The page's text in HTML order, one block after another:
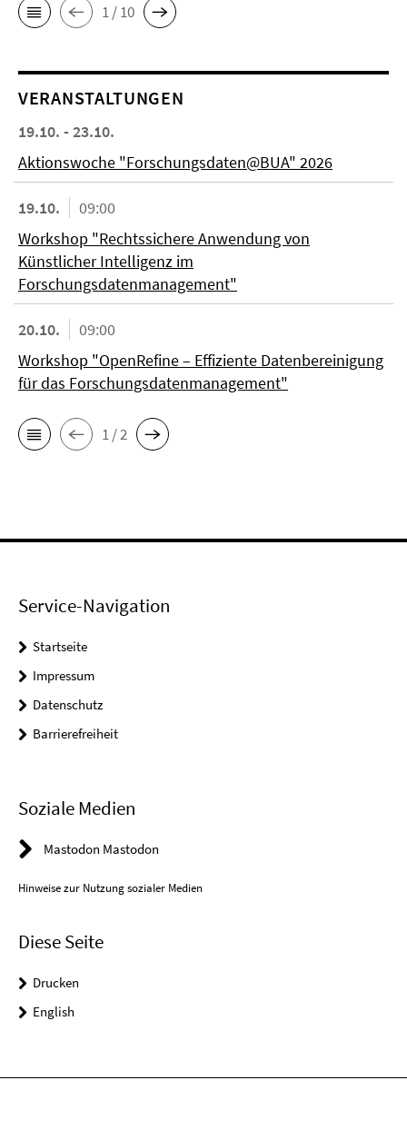
1 / 10
VERANSTALTUNGEN
19.10. - 23.10.
Aktionswoche "Forschungsdaten@BUA" 2026
19.10.
09:00
Workshop "Rechtssichere Anwendung von
Künstlicher Intelligenz im
Forschungsdatenmanagement"
20.10.
09:00
Workshop "OpenRefine – Effiziente Datenbereinigung
für das Forschungsdatenmanagement"
1 / 2
Service-Navigation
Startseite
Impressum
Datenschutz
Barrierefreiheit
Soziale Medien
Mastodon Mastodon
Hinweise zur Nutzung sozialer Medien
Diese Seite
Drucken
English